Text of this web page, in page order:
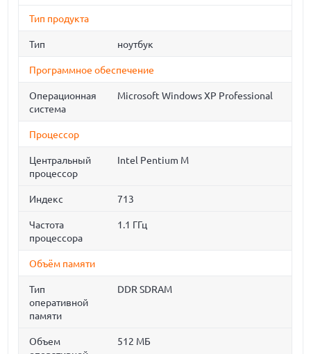
Тип продукта
Тип ноутбук
Программное обеспечение
Операционная
система
Microsoft Windows XP Professional
Процессор
Центральный
процессор
Intel Pentium M
Индекс 713
Частота
процессора
1.1 ГГц
Объём памяти
Тип
оперативной
памяти
DDR SDRAM
Объем
512 МБ